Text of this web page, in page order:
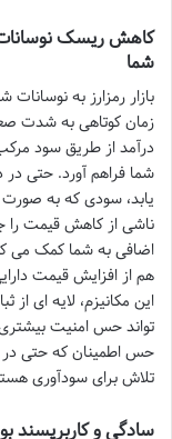
کاهش ریسک نوسانات
شما
بازار رمزارز به
زمان کوتاهی به شدت
درآمد از طریق سود
شما فراهم آورد. حتی
یابد، سودی که به صورت
ناشی از کاهش قیمت را
اضافی به شما کمک می
هم از افزایش قیمت
این مکانیزم، لایه ای
تواند حس امنیت بیشتری
حس اطمینان که حتی در
تلاش برای سودآوری
سادگی و کاربرپسند